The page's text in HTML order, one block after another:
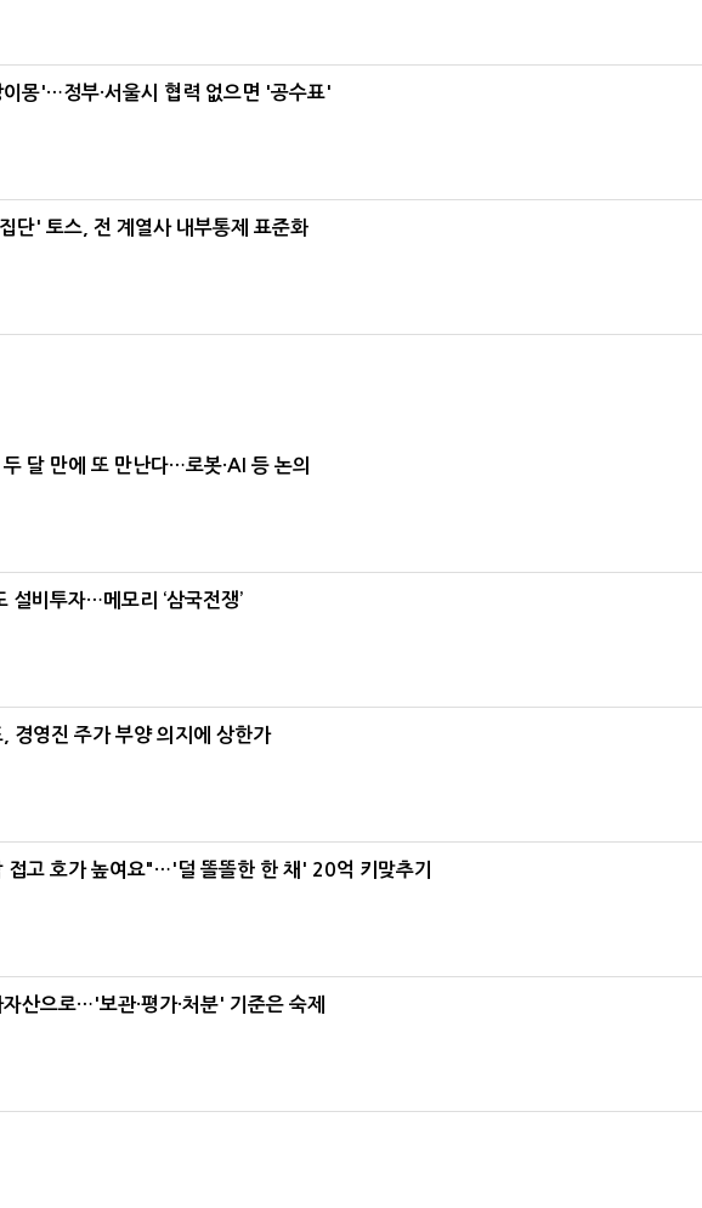
몽'…정부·서울시 협력 없으면 '공수표'
단' 토스, 전 계열사 내부통제 표준화
달 만에 또 만난다…로봇·AI 등 논의
설비투자…메모리 ‘삼국전쟁’
, 경영진 주가 부양 의지에 상한가
접고 호가 높여요"…'덜 똘똘한 한 채' 20억 키맞추기
산으로…'보관·평가·처분' 기준은 숙제